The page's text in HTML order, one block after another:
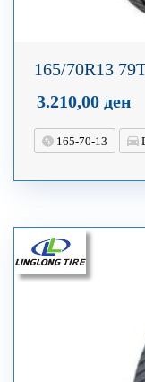
165/70R13
3.210,00 ден
165-70-13